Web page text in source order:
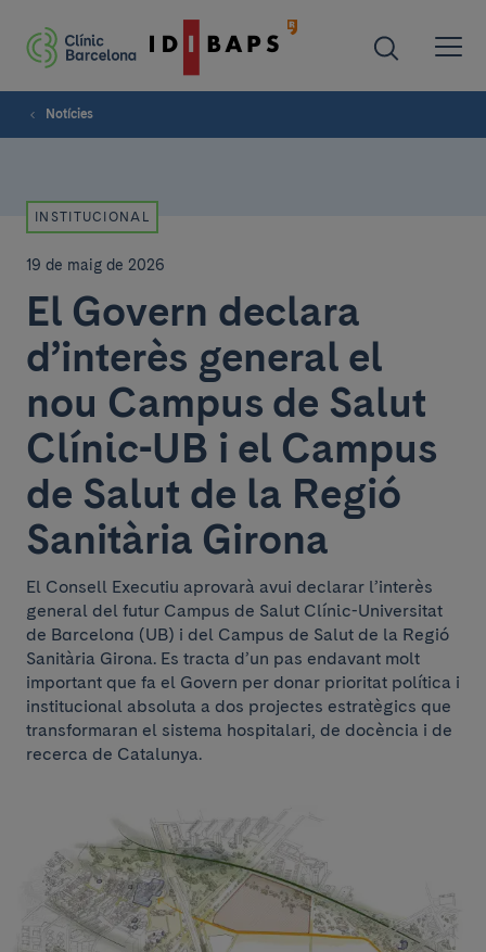
Notícies
INSTITUCIONAL
19 de maig de 2026
El Govern declara
d’interès general el
nou Campus de Salut
Clínic-UB i el Campus
de Salut de la Regió
Sanitària Girona
El Consell Executiu aprovarà avui declarar l’interès
general del futur Campus de Salut Clínic-Universitat
de Barcelona (UB) i del Campus de Salut de la Regió
Sanitària Girona. Es tracta d’un pas endavant molt
important que fa el Govern per donar prioritat política i
institucional absoluta a dos projectes estratègics que
transformaran el sistema hospitalari, de docència i de
recerca de Catalunya.